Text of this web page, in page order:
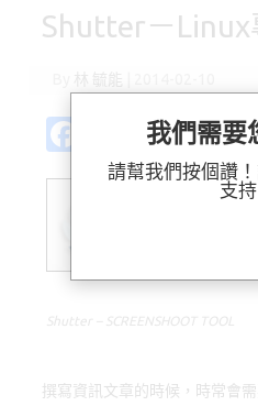
Shutter－Linux
林 毓能
o
Pl
ur
X M
as
t
d
撰寫資訊文章的時候，時常會
我們需要
請幫我們按個讚
支持